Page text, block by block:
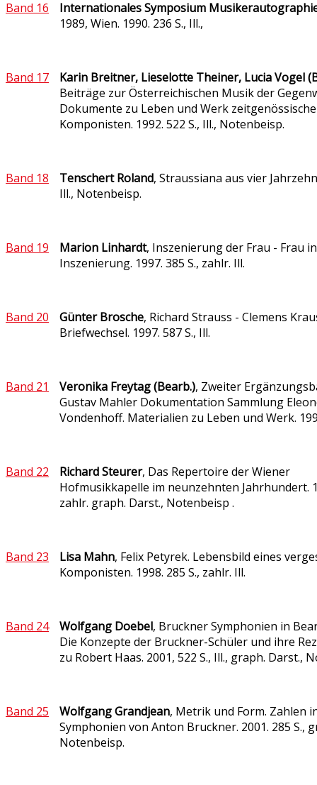
Band 16
Internationales Symposium
1989, Wien. 1990. 236 S., Ill.,
Band 17
Karin Breitner, Lieselotte Theiner, Lucia Vogel
Beiträge zur Österreichischen Musik der
Dokumente zu Leben und Werk
Komponisten. 1992. 522 S., Ill., Notenbeisp.
Band 18 Tenschert Roland, Straussiana aus vier
Ill., Notenbeisp.
Band 19 Marion Linhardt, Inszenierung der Frau - Frau
Inszenierung. 1997. 385 S., zahlr. Ill.
Band 20 Günter Brosche, Richard Strauss - Clemens
Briefwechsel. 1997. 587 S., Ill.
Band 21 Veronika Freytag (Bearb.), Zweiter
Gustav Mahler Dokumentation Sammlung
Vondenhoff. Materialien zu Leben und Werk.
Band 22 Richard Steurer, Das Repertoire der Wiener
Hofmusikkapelle im neunzehnten Jahrhundert.
zahlr. graph. Darst., Notenbeisp .
Band 23 Lisa Mahn, Felix Petyrek. Lebensbild eines
Komponisten. 1998. 285 S., zahlr. Ill.
Band 24 Wolfgang Doebel, Bruckner Symphonien in
Die Konzepte der Bruckner-Schüler und ihre
zu Robert Haas. 2001, 522 S., Ill., graph. Darst.,
Band 25 Wolfgang Grandjean, Metrik und Form. Zahlen
Symphonien von Anton Bruckner. 2001. 285 S.,
Notenbeisp.